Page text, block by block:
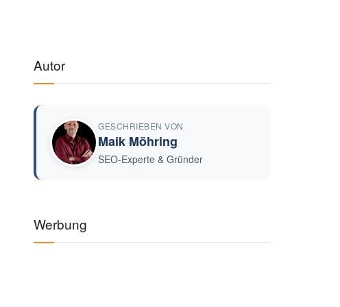
Autor
GESCHRIEBEN VON
Maik Möhring
SEO-Experte & Gründer
Werbung